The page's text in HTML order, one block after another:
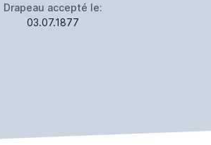
Drapeau accepté le:
03.07.1877